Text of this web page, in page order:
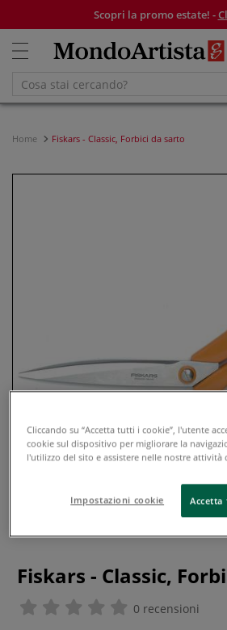
Scopri la promo estate! -
Home Fiskars - Classic, Forbici da sarto
Fiskars - Classic,
0 recensioni
Cliccando su “Accetta tutti i cookie”, l'utente
cookie sul dispositivo per migliorare la
l'utilizzo del sito e assistere nelle nostre attività
Impostazioni cookie